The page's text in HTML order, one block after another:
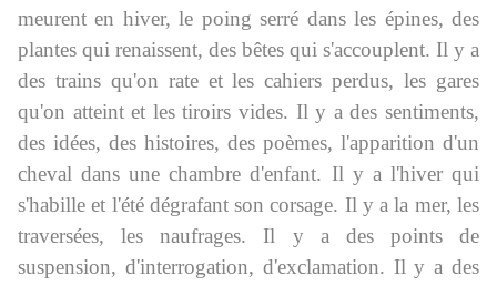
meurent en hiver, le poing serré dans les épines, des
plantes qui renaissent, des bêtes qui s'accouplent. Il y a
des trains qu'on rate et les cahiers perdus, les gares
qu'on atteint et les tiroirs vides. Il y a des sentiments,
des idées, des histoires, des poèmes, l'apparition d'un
cheval dans une chambre d'enfant. Il y a l'hiver qui
s'habille et l'été dégrafant son corsage. Il y a la mer, les
traversées, les naufrages. Il y a des points de
suspension, d'interrogation, d'exclamation. Il y a des